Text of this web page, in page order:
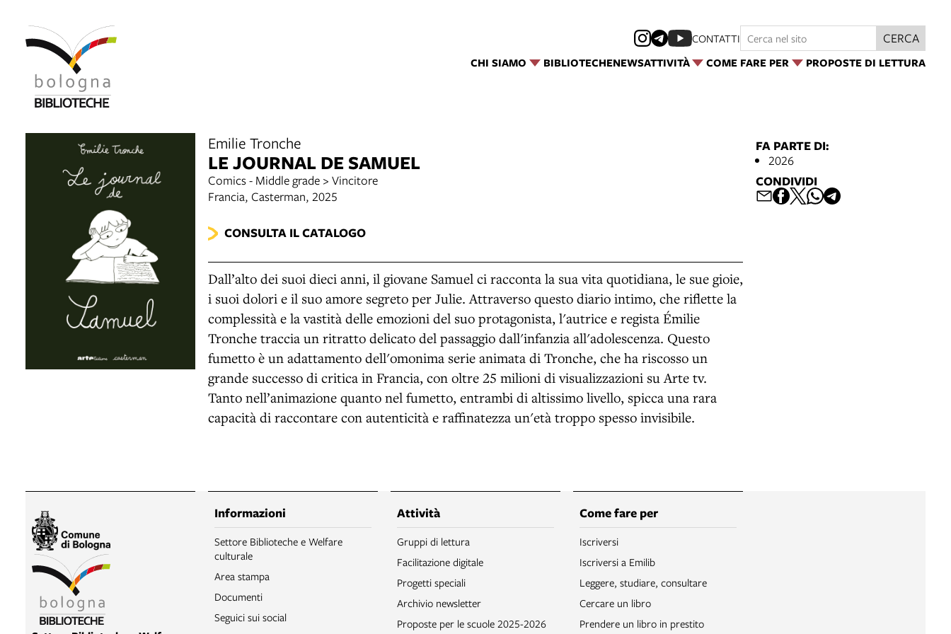
CHI SIAMO BIBLIOTECHENEWSATTIVITÀ COME FARE PER PROPOSTE DI LETTURA
CONTATTI CERCA
Emilie Tronche
LE JOURNAL DE SAMUEL
Comics - Middle grade > Vincitore
Francia, Casterman, 2025
CONSULTA IL CATALOGO
Dall’alto dei suoi dieci anni, il giovane Samuel ci racconta la sua vita quotidiana, le sue gioie,
i suoi dolori e il suo amore segreto per Julie. Attraverso questo diario intimo, che riflette la
complessità e la vastità delle emozioni del suo protagonista, l'autrice e regista Émilie
Tronche traccia un ritratto delicato del passaggio dall'infanzia all'adolescenza. Questo
fumetto è un adattamento dell'omonima serie animata di Tronche, che ha riscosso un
grande successo di critica in Francia, con oltre 25 milioni di visualizzazioni su Arte tv.
Tanto nell’animazione quanto nel fumetto, entrambi di altissimo livello, spicca una rara
capacità di raccontare con autenticità e raffinatezza un'età troppo spesso invisibile.
FA PARTE DI:
2026
CONDIVIDI
Informazioni
Settore Biblioteche e Welfare
culturale
Area stampa
Documenti
Seguici sui social
Attività
Gruppi di lettura
Facilitazione digitale
Progetti speciali
Archivio newsletter
Proposte per le scuole 2025-2026
Come fare per
Iscriversi
Iscriversi a Emilib
Leggere, studiare, consultare
Cercare un libro
Prendere un libro in prestito